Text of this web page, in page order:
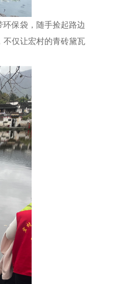
保袋，随手捡起路边
不仅让宏村的青砖黛瓦